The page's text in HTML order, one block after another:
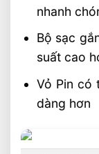
nhanh
Bộ sạc
suất cao
Vỏ Pin có
dàng hơn